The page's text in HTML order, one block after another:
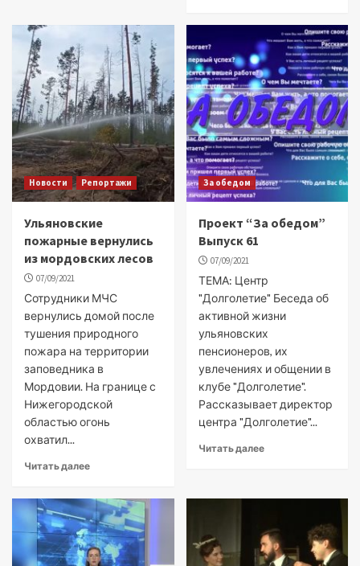
Новости Репортажи
Ульяновские
пожарные вернулись
из мордовских лесов
07/09/2021
Сотрудники МЧС
вернулись домой после
тушения​ природного
пожара на​ территории
заповедника в
Мордовии. На границе с
Нижегородской
областью огонь
охватил...
Читать далее
За обедом
Проект “За обедом”
Выпуск 61
07/09/2021
ТЕМА: Центр
"Долголетие" Беседа об
активной жизни
ульяновских
пенсионеров, их
увлечениях и общении в
клубе "Долголетие".
Рассказывает директор
центра "Долголетие"...
Читать далее